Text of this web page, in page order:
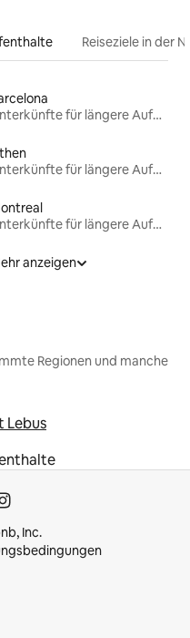
Reiseziele in der
Unterkünfte für längere Aufenthalte
Unterkünfte für längere Aufenthalte
Unterkünfte für längere Aufenthalte
anzeigen
Regionen und manche
Lebus
Inc.